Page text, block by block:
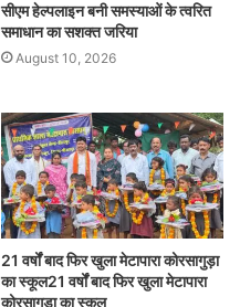
सीएम हेल्पलाइन बनी समस्याओं के त्वरित
समाधान का सशक्त जरिया
August 10, 2026
21 वर्षों बाद फिर खुला मेटापारा कोरसागुड़ा
का स्कूल21 वर्षों बाद फिर खुला मेटापारा
कोरसागुड़ा का स्कूल